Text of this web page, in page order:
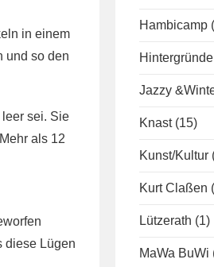
in einem
und so den
sei. Sie
als 12
diese Lügen
Hambicamp
Hintergründe
Jazzy
Knast (15)
Kunst/Kultur
Kurt Claßen
Lützerath (1)
MaWa BuWi